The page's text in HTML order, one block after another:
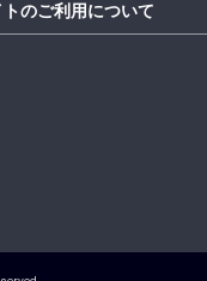
のご利用について